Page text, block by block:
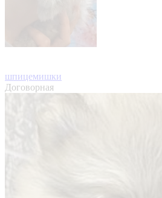
шпицемишки
Договорная